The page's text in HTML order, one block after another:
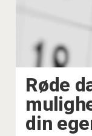
Røde
din